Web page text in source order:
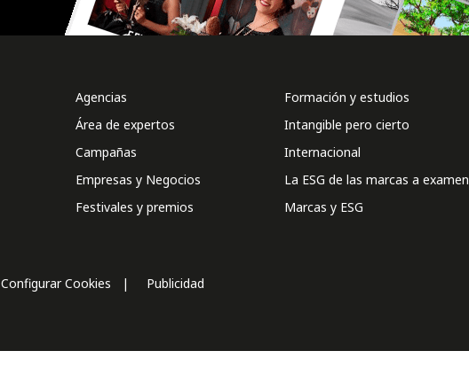
Agencias
Área de expertos
Campañas
Empresas y Negocios
Festivales y premios
Formación y estudios
Intangible pero cierto
Internacional
La ESG de las marcas a examen
Marcas y ESG
Configurar Cookies
Publicidad